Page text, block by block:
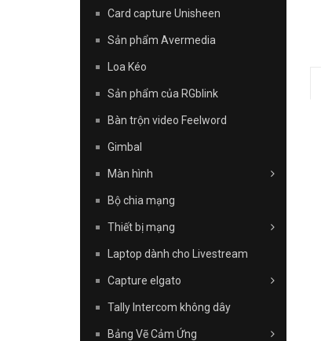
Card capture Unisheen
Sản phẩm Avermedia
Loa Kéo
Sản phẩm của RGblink
Bàn trộn video Feelword
Gimbal
Màn hình
Bộ chia mạng
Thiết bị mạng
Laptop dành cho Livestream
Capture elgato
Tally Intercom không dây
Bảng Vẽ Cảm Ứng